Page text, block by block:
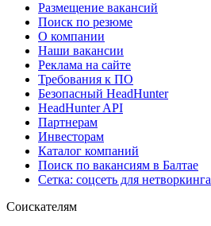
Размещение вакансий
Поиск по резюме
О компании
Наши вакансии
Реклама на сайте
Требования к ПО
Безопасный HeadHunter
HeadHunter API
Партнерам
Инвесторам
Каталог компаний
Поиск по вакансиям в Балтае
Сетка: соцсеть для нетворкинга
Соискателям